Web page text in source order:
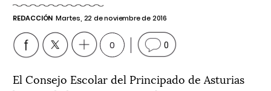
REDACCIÓN Martes, 22 de noviembre de 2016
0 0
El Consejo Escolar del Principado de Asturias